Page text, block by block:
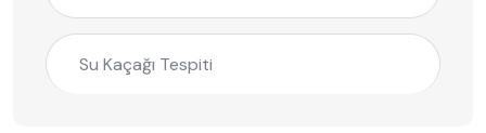
Su Kaçağı Tespiti